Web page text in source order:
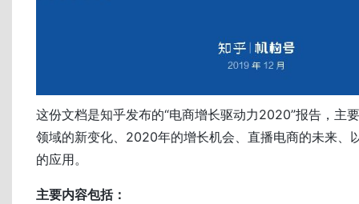
这份文档是知乎发布的“电商增长驱动力2020”报告，主
领域的新变化、2020年的增长机会、直播电商的未来、
的应用。
主要内容包括：